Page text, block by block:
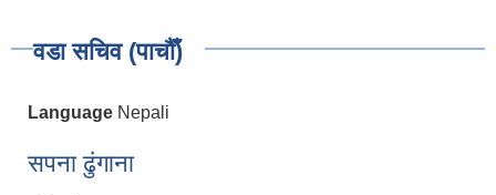
वडा सचिव (पाचौँ)
Language Nepali
सपना ढुंगाना